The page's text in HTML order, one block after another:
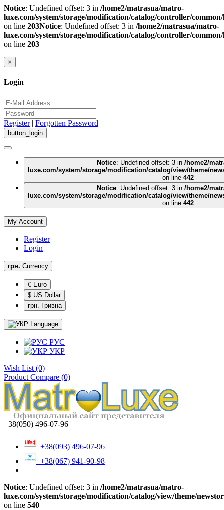
Notice: Undefined offset: 3 in /home2/matrasua/matro-
luxe.com/system/storage/modification/catalog/controller/
on line 203Notice: Undefined offset: 3 in /home2/matrasua/matro-
luxe.com/system/storage/modification/catalog/controller/
on line 203
×
Login
Register| Forgotten Password
Notice: Undefined offset: 3 in /home2/
luxe.com/system/storage/modification/catalog/view/theme/
on line 442
Notice: Undefined offset: 3 in /home2/
luxe.com/system/storage/modification/catalog/view/theme/
on line 442
My Account
Register
Login
грн. Currency
€ Euro
$ US Dollar
грн. Гривна
Language
РУС
УКР
Wish List (0)
Product Compare (0)
+38(050) 496-07-96
+38(093) 496-07-96
+38(067) 941-90-98
Notice: Undefined offset: 3 in /home2/matrasua/matro-
luxe.com/system/storage/modification/catalog/view/theme/
on line 540